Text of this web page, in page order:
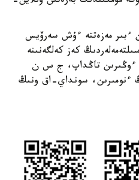
ءبىر مەزەتتە ءۇش سەرۆيس
كەز كەلگەنىنە
ءوڭىرىن تاڭداپ، ج س ن
ءنومىرىن، سونداي-اق ونىڭ